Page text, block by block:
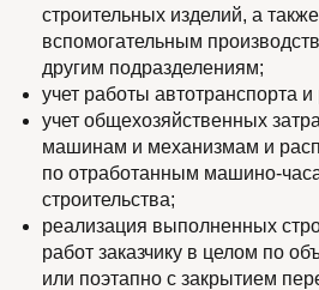
строительных изделий, а
вспомогательным
другим подразделениям;
учет работы автотранспорта
учет общехозяйственных
машинам и механизмам и
по отработанным машино-
строительства;
реализация выполненных
работ заказчику в целом по
или поэтапно с закрытием